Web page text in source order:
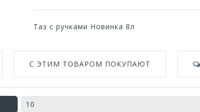
Таз с ручками Новинка 8л
С ЭТИМ ТОВАРОМ ПОКУПАЮТ
10